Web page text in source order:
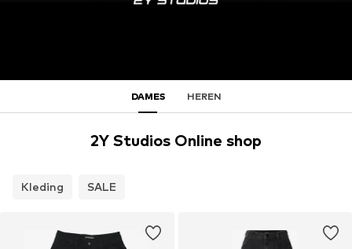
DAMES HEREN
2Y Studios Online shop
Kleding SALE